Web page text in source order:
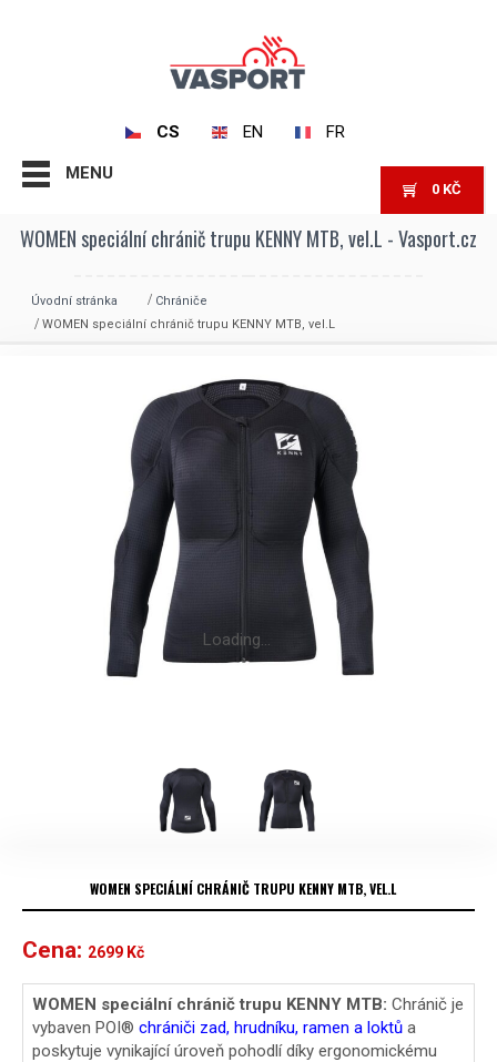
CS EN FR
MENU
0 KČ
WOMEN speciální chránič trupu KENNY MTB, vel.L - Vasport.cz
Úvodní stránka
Chrániče
WOMEN speciální chránič trupu KENNY MTB, vel.L
WOMEN SPECIÁLNÍ CHRÁNIČ TRUPU KENNY MTB, VEL.L
Cena: 2699 Kč
WOMEN speciální chránič trupu KENNY MTB: Chránič je
vybaven POI® chrániči zad, hrudníku, ramen a loktů a
poskytuje vynikající úroveň pohodlí díky ergonomickému